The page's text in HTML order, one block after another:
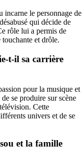
incarne le personnage de
qui décide de
rôle lui a permis de
et drôle.
t-il sa carrière
pour la musique et
se produire sur scène
Cette
univers et de se
et la famille